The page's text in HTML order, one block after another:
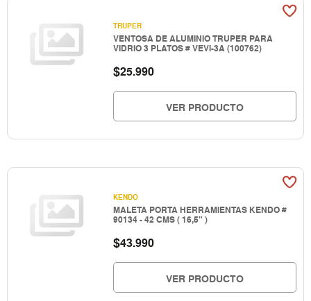
TRUPER
VENTOSA DE ALUMINIO TRUPER PARA
VIDRIO 3 PLATOS # VEVI-3A (100762)
$25.990
VER PRODUCTO
KENDO
MALETA PORTA HERRAMIENTAS KENDO #
90134 - 42 CMS ( 16,5" )
$43.990
VER PRODUCTO